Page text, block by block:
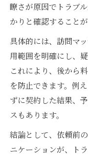
瞭さが原因でトラブ
かりと確認することが
具体的には、訪問マ
用範囲を明確にし、
これにより、後から
を防止できます。例
ずに契約した結果、
スもあります。
結論として、依頼前
ニケーションが、ト